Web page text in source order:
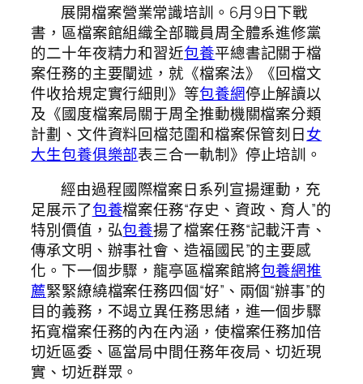
展開檔案營業常識培訓。6月9日下戰
書，區檔案館組織全部職員周全體系進修黨
的二十年夜精力和習近包養平總書記關于檔
案任務的主要闡述，就《檔案法》《回檔文
件收拾規定實行細則》等包養網停止解讀以
及《國度檔案局關于周全推動機關檔案分類
計劃、文件資料回檔范圍和檔案保管刻日女
大生包養俱樂部表三合一軌制》停止培訓。
經由過程國際檔案日系列宣揚運動，充
足展示了包養檔案任務“存史、資政、育人”的
特別價值，弘包養揚了檔案任務“記載汗青、
傳承文明、辦事社會、造福國民”的主要感
化。下一個步驟，龍亭區檔案館將包養網推
薦緊緊繚繞檔案任務四個“好”、兩個“辦事”的
目的義務，不竭立異任務思緒，進一個步驟
拓寬檔案任務的內在內涵，使檔案任務加倍
切近區委、區當局中間任務年夜局、切近現
實、切近群眾。